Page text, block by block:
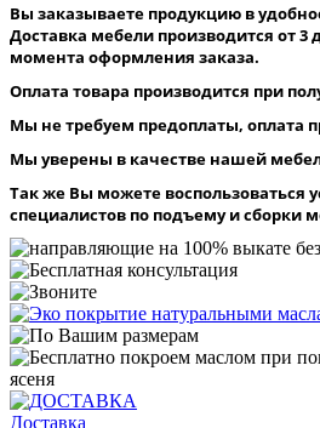
Вы заказываете продукцию в
Доставка мебели производится от 3
момента оформления заказа.
Оплата товара производится при
Мы не требуем предоплаты, оплата
Мы уверены в качестве нашей
Так же Вы можете воспользоваться
специалистов по подъему и сборки
Доставка